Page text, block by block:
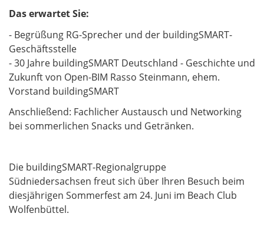
Das erwartet Sie:
- Begrüßung RG-Sprecher und der buildingSMART-
Geschäftsstelle
- 30 Jahre buildingSMART Deutschland - Geschichte und
Zukunft von Open-BIM Rasso Steinmann, ehem.
Vorstand buildingSMART
Anschließend: Fachlicher Austausch und Networking
bei sommerlichen Snacks und Getränken.
Die buildingSMART-Regionalgruppe
Südniedersachsen freut sich über Ihren Besuch beim
diesjährigen Sommerfest am 24. Juni im Beach Club
Wolfenbüttel.